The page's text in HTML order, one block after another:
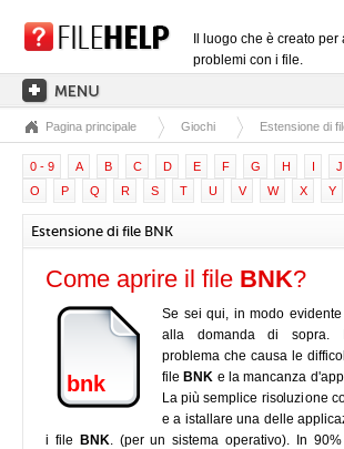
Il luogo che è creato
problemi con i file.
PAGINA PRINCIPALE
CATEGORIE DELLE ESTENSIONI
CATEGORIE DEI DRIVER
FILE DLL
CONVERSIONI DI FILE
SOFTWARE
Pagina principale Giochi Estensione di
0 - 9 A B C D E F G H I J
O
P Q R S T U V W X Y
Estensione di file BNK
Come aprire il file BNK?
bnk
Se sei qui, in modo
alla domanda di sopra.
problema che causa le
file BNK e la mancanza
La più semplice risoluzione
e a istallare una delle
i file
BNK. (per un sistema operativo). In